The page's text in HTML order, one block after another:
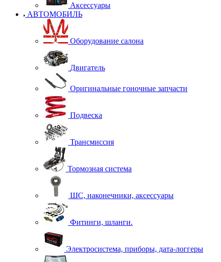
Аксессуары
АВТОМОБИЛЬ
Оборудование салона
Двигатель
Оригинальные гоночные запчасти
Подвеска
Трансмиссия
Тормозная система
ШС, наконечники, аксессуары
Фитинги, шланги.
Электросистема, приборы, дата-логгеры